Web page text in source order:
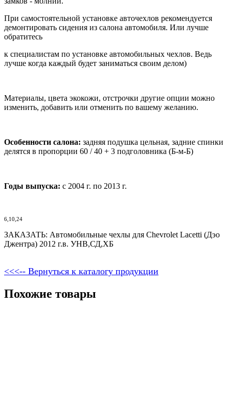
При самостоятельной установке авточехлов рекомендуется
демонтировать сидения из салона автомобиля. Или лучше
обратитесь
к специалистам по установке автомобильных чехлов. Ведь
лучше когда каждый будет заниматься своим делом)
Материалы, цвета экокожи, отстрочки другие опции можно
изменить, добавить или отменить по вашему желанию.
Особенности салона: задняя подушка цельная, задние спинки
делятся в пропорции 60 / 40 + 3 подголовника (Б-м-Б)
Годы выпуска: с 2004 г. по 2013 г.
6,10,24
ЗАКАЗАТЬ: Автомобильные чехлы для Chevrolet Lacetti (Дэо
Джентра) 2012 г.в. УНВ,СД,ХБ
<<<-- Вернуться к каталогу продукции
Похожие товары